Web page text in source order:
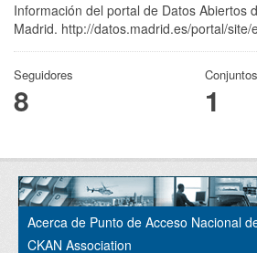
Información del portal de Datos Abiertos
Madrid. http://datos.madrid.es/portal/site/
Seguidores
8 1
Acerca de Punto de Acceso Nacional
CKAN Association